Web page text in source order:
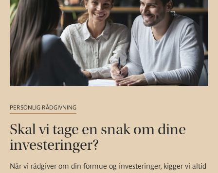
PERSONLIG RÅDGIVNING
Skal vi tage en snak om dine
investeringer?
Når vi rådgiver om din formue og investeringer, kigger vi altid